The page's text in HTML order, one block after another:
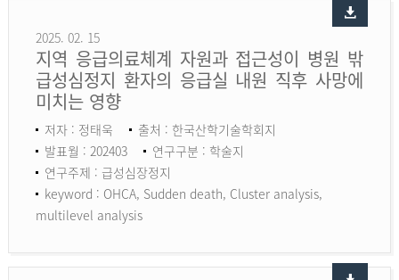
2025. 02. 15
지역 응급의료체계 자원과 접근성이 병원 밖
급성심정지 환자의 응급실 내원 직후 사망에
미치는 영향
저자 : 정태욱
출처 : 한국산학기술학회지
발표월 : 202403
연구구분 : 학술지
연구주제 : 급성심장정지
keyword : OHCA, Sudden death, Cluster analysis,
multilevel analysis